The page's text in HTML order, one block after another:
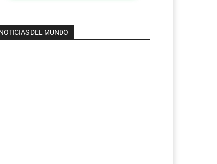
NOTICIAS DEL MUNDO